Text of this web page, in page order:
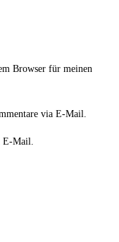
Browser für meinen
via E-Mail.
E-Mail.